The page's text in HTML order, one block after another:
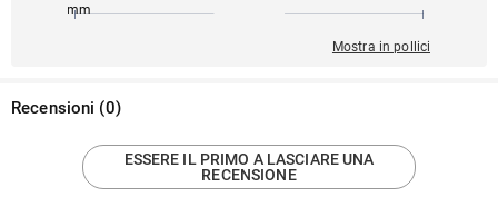
145mm
Mostra in pollici
Recensioni (0)
ESSERE IL PRIMO A LASCIARE UNA
RECENSIONE